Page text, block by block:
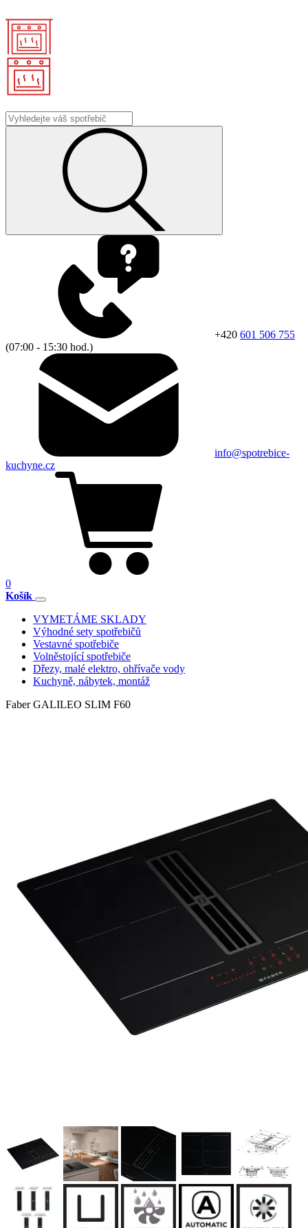
+420 601 506 755
(07:00 - 15:30 hod.)
info@spotrebice-
kuchyne.cz
0
Košík
VYMETÁME SKLADY
Výhodné sety spotřebičů
Vestavné spotřebiče
Volněstojící spotřebiče
Dřezy, malé elektro, ohřívače vody
Kuchyně, nábytek, montáž
Faber GALILEO SLIM F60